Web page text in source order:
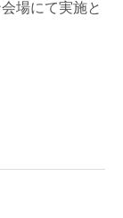
場にて実施と